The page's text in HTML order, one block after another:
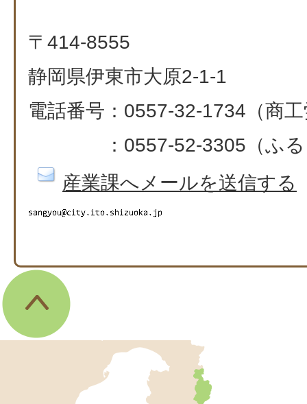
〒414-8555
静岡県伊東市大原2-1-1
電話番号：0557-32-1734（商
：0557-52-3305（ふる
産業課へメールを送信する